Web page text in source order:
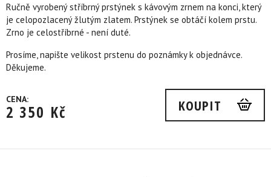
Ručně vyrobený stříbrný prstýnek s kávovým zrnem na konci, který
je celopozlacený žlutým zlatem. Prstýnek se obtáčí kolem prstu.
Zrno je celostříbrné - není duté.
Prosíme, napište velikost prstenu do poznámky k objednávce.
Děkujeme.
KOUPIT
CENA:
2 350 Kč